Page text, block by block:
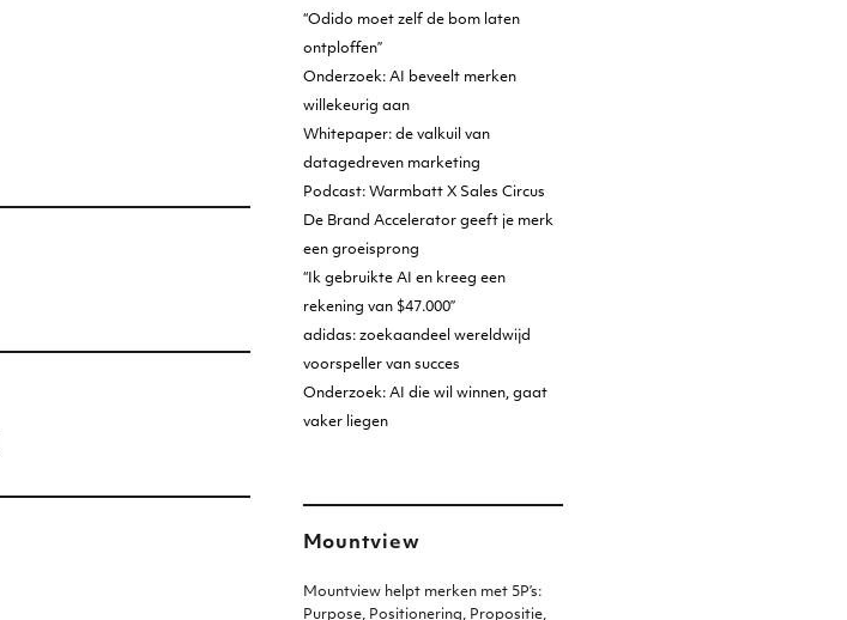
“Odido moet zelf de bom laten
ontploffen”
Onderzoek: AI beveelt merken
willekeurig aan
Whitepaper: de valkuil van
datagedreven marketing
Podcast: Warmbatt X Sales Circus
De Brand Accelerator geeft je merk
een groeisprong
“Ik gebruikte AI en kreeg een
rekening van $47.000”
adidas: zoekaandeel wereldwijd
voorspeller van succes
Onderzoek: AI die wil winnen, gaat
vaker liegen
Mountview
Mountview helpt merken met 5P’s:
Purpose, Positionering, Propositie,